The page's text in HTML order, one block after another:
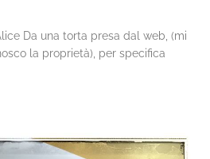
Da una torta presa dal web, (mi
la proprietà), per specifica